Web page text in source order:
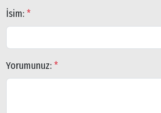
İsim: *
Yorumunuz: *